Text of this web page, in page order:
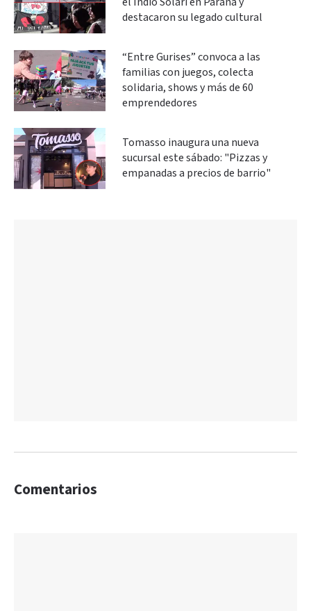
destacaron su legado cultural
“Entre Gurises” convoca a las
familias con juegos, colecta
solidaria, shows y más de 60
emprendedores
Tomasso inaugura una nueva
sucursal este sábado: "Pizzas y
empanadas a precios de barrio"
Comentarios